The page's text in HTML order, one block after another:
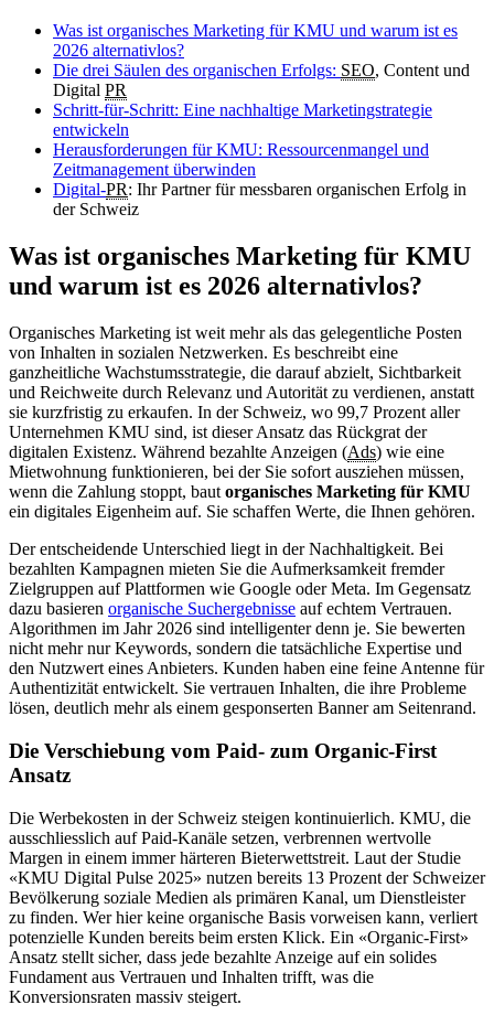
Was ist organisches Marketing für KMU und warum ist es
2026 alternativlos?
Die drei Säulen des organischen Erfolgs: SEO, Content und
Digital PR
Schritt-für-Schritt: Eine nachhaltige Marketingstrategie
entwickeln
Herausforderungen für KMU: Ressourcenmangel und
Zeitmanagement überwinden
Digital-PR: Ihr Partner für messbaren organischen Erfolg in
der Schweiz
Was ist organisches Marketing für KMU
und warum ist es 2026 alternativlos?
Organisches Marketing ist weit mehr als das gelegentliche Posten
von Inhalten in sozialen Netzwerken. Es beschreibt eine
ganzheitliche Wachstumsstrategie, die darauf abzielt, Sichtbarkeit
und Reichweite durch Relevanz und Autorität zu verdienen, anstatt
sie kurzfristig zu erkaufen. In der Schweiz, wo 99,7 Prozent aller
Unternehmen KMU sind, ist dieser Ansatz das Rückgrat der
digitalen Existenz. Während bezahlte Anzeigen (Ads) wie eine
Mietwohnung funktionieren, bei der Sie sofort ausziehen müssen,
wenn die Zahlung stoppt, baut organisches Marketing für KMU
ein digitales Eigenheim auf. Sie schaffen Werte, die Ihnen gehören.
Der entscheidende Unterschied liegt in der Nachhaltigkeit. Bei
bezahlten Kampagnen mieten Sie die Aufmerksamkeit fremder
Zielgruppen auf Plattformen wie Google oder Meta. Im Gegensatz
dazu basieren organische Suchergebnisse auf echtem Vertrauen.
Algorithmen im Jahr 2026 sind intelligenter denn je. Sie bewerten
nicht mehr nur Keywords, sondern die tatsächliche Expertise und
den Nutzwert eines Anbieters. Kunden haben eine feine Antenne für
Authentizität entwickelt. Sie vertrauen Inhalten, die ihre Probleme
lösen, deutlich mehr als einem gesponserten Banner am Seitenrand.
Die Verschiebung vom Paid- zum Organic-First
Ansatz
Die Werbekosten in der Schweiz steigen kontinuierlich. KMU, die
ausschliesslich auf Paid-Kanäle setzen, verbrennen wertvolle
Margen in einem immer härteren Bieterwettstreit. Laut der Studie
«KMU Digital Pulse 2025» nutzen bereits 13 Prozent der Schweizer
Bevölkerung soziale Medien als primären Kanal, um Dienstleister
zu finden. Wer hier keine organische Basis vorweisen kann, verliert
potenzielle Kunden bereits beim ersten Klick. Ein «Organic-First»
Ansatz stellt sicher, dass jede bezahlte Anzeige auf ein solides
Fundament aus Vertrauen und Inhalten trifft, was die
Konversionsraten massiv steigert.